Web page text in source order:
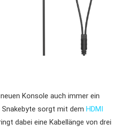
Konsole auch immer ein
Snakebyte sorgt mit dem HDMI
dabei eine Kabellänge von drei